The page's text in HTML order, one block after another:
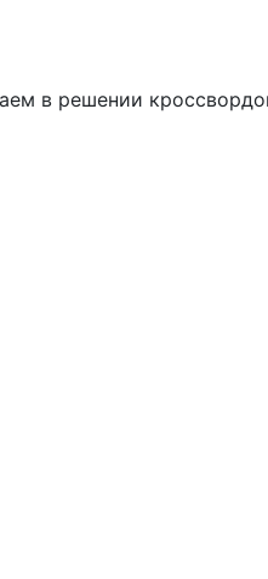
в решении